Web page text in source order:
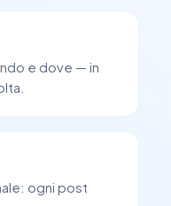
e dove — in
ogni post